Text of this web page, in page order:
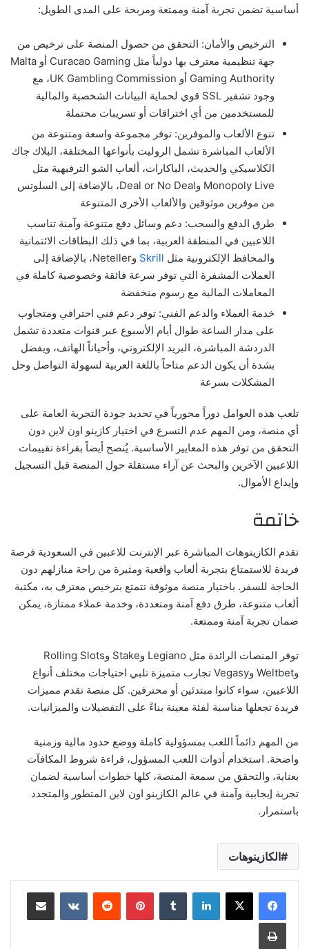
أساسية تضمن تجربة آمنة وممتعة ومربحة على المدى الطويل:
الترخيص والأمان: التحقق من حصول المنصة على ترخيص من
جهة تنظيمية معترف بها دولياً مثل Curacao Gaming أو Malta
Gaming Authority أو UK Gambling Commission، مع
وجود تشفير SSL قوي لحماية البيانات الشخصية والمالية
للمستخدمين من أي اختراقات أو تسريبات محتملة
تنوع الألعاب والموفرين: توفر مجموعة واسعة ومتنوعة من
الألعاب المباشرة تشمل الروليت بأنواعها المختلفة، البلاك جاك
الكلاسيكي والحديث، الباكارات، ألعاب الشو الترفيهية مثل
Monopoly Live وDeal or No Deal، بالإضافة إلى السلوتس
من موفرين موثوقين والألعاب الأخرى المتنوعة
طرق الدفع والسحب: دعم وسائل دفع متنوعة وآمنة تناسب
اللاعبين في المنطقة العربية، بما في ذلك البطاقات الائتمانية
والمحافظ الإلكترونية مثل Skrill
وNeteller، بالإضافة إلى
العملات المشفرة التي توفر سرعة فائقة وخصوصية كاملة في
المعاملات المالية مع رسوم منخفضة
خدمة العملاء والدعم الفني: توفر دعم فني احترافي ومتجاوب
على مدار الساعة طوال أيام الأسبوع عبر قنوات متعددة تشمل
الدردشة المباشرة، البريد الإلكتروني، وأحياناً الهاتف، ويفضل
بشدة أن يكون الدعم متاحاً باللغة العربية لسهولة التواصل وحل
المشكلات بسرعة
تلعب هذه العوامل دوراً محورياً في تحديد جودة التجربة العامة على
أي منصة، ومن المهم عدم التسرع في اختياركازينو اون لاين دون
التحقق من توفر هذه المعايير الأساسية. يُنصح أيضاً بقراءة تقييمات
اللاعبين الآخرين والبحث عن آراء مستقلة حول المنصة قبل التسجيل
وإيداع الأموال.
خاتمة
تقدم الكازينوهات المباشرة عبر الإنترنت للاعبين في السعودية فرصة
فريدة للاستمتاع بتجربة ألعاب واقعية ومثيرة من راحة منازلهم دون
الحاجة للسفر. باختيار منصة موثوقة تتمتع بترخيص معترف به، مكتبة
ألعاب متنوعة، طرق دفع آمنة ومتعددة، وخدمة عملاء ممتازة، يمكن
ضمان تجربة آمنة وممتعة.
توفر المنصات الرائدة مثل Legiano وStake وRolling Slots
وWeltbet وVegasy تجارب متميزة تلبي احتياجات مختلف أنواع
اللاعبين، سواء كانوا مبتدئين أو محترفين. كل منصة تقدم مميزات
فريدة تجعلها مناسبة لفئة معينة بناءً على التفضيلات والميزانيات.
من المهم دائماً اللعب بمسؤولية كاملة ووضع حدود مالية وزمنية
واضحة. استخدام أدوات اللعب المسؤول، قراءة شروط المكافآت
بعناية، والتحقق من سمعة المنصة، كلها خطوات أساسية لضمان
تجربة إيجابية وآمنة في عالم الكازينو اون لاين المتطور والمتجدد
باستمرار.
الكازينوهات
لينكدإن بينتيريست